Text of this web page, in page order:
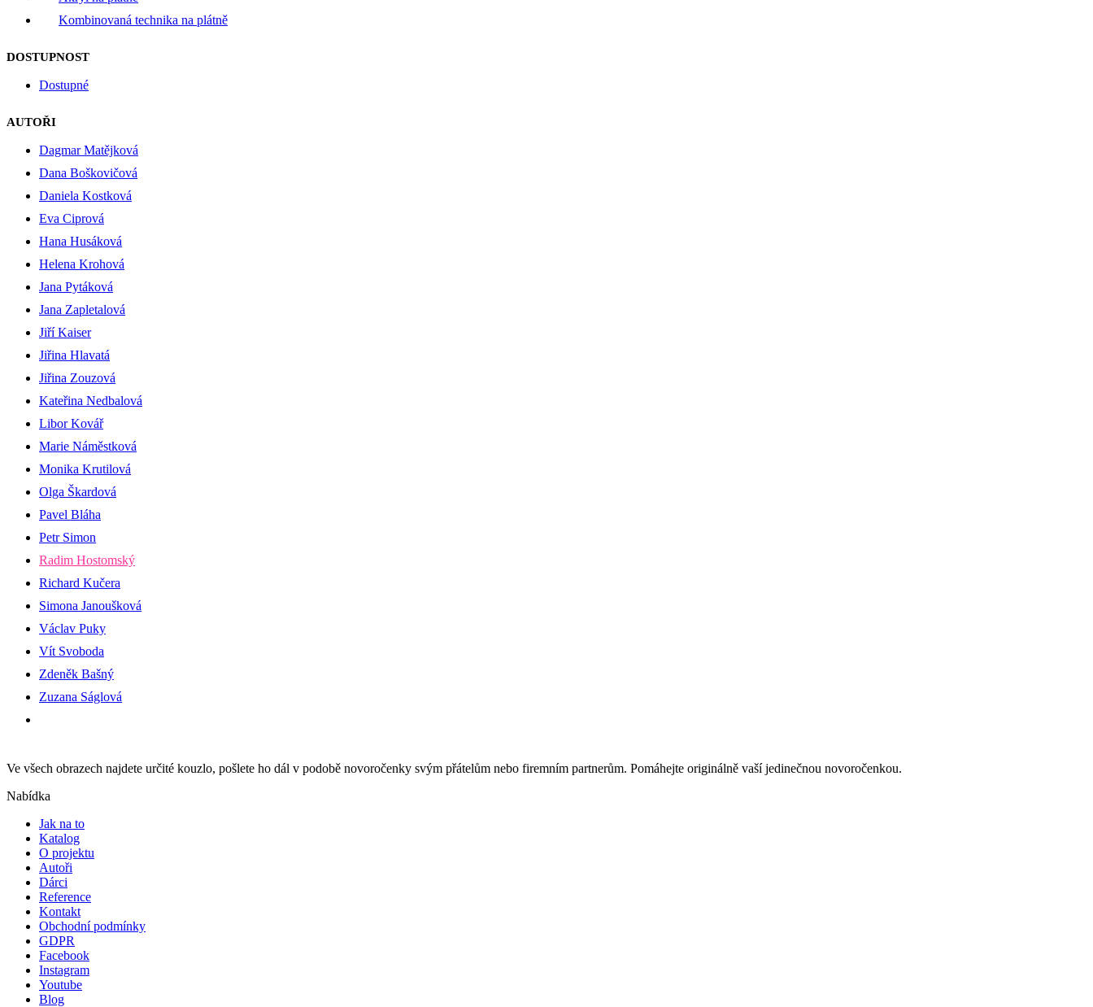
Kombinovaná technika na plátně
DOSTUPNOST
Dostupné
AUTOŘI
Dagmar Matějková
Dana Boškovičová
Daniela Kostková
Eva Ciprová
Hana Husáková
Helena Krohová
Jana Pytáková
Jana Zapletalová
Jiří Kaiser
Jiřina Hlavatá
Jiřina Zouzová
Kateřina Nedbalová
Libor Kovář
Marie Náměstková
Monika Krutilová
Olga Škardová
Pavel Bláha
Petr Simon
Radim Hostomský
Richard Kučera
Simona Janoušková
Václav Puky
Vít Svoboda
Zdeněk Bašný
Zuzana Ságlová
Ve všech obrazech najdete určité kouzlo, pošlete ho dál v podobě novoročenky svým přátelům nebo firemním partnerům. Pomáhejte originálně vaší jedinečnou novoročenkou.
Nabídka
Jak na to
Katalog
O projektu
Autoři
Dárci
Reference
Kontakt
Obchodní podmínky
GDPR
Facebook
Instagram
Youtube
Blog